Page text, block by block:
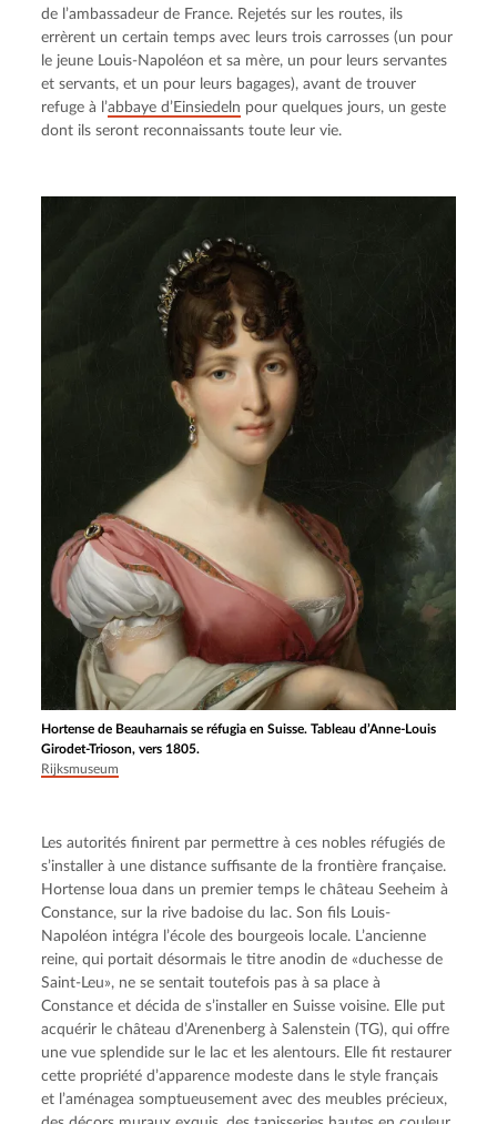
de l’ambassadeur de France. Rejetés sur les routes, ils
errèrent un certain temps avec leurs trois carrosses (un pour
le jeune Louis-Napoléon et sa mère, un pour leurs servantes
et servants, et un pour leurs bagages), avant de trouver
refuge à l’abbaye d’Einsiedeln pour quelques jours, un geste
dont ils seront reconnaissants toute leur vie.
Hortense de Beauharnais se réfugia en Suisse. Tableau d’Anne-Louis
Girodet-Trioson, vers 1805.
Rijksmuseum
Les autorités finirent par permettre à ces nobles réfugiés de
s’installer à une distance suffisante de la frontière française.
Hortense loua dans un premier temps le château Seeheim à
Constance, sur la rive badoise du lac. Son fils Louis-
Napoléon intégra l’école des bourgeois locale. L’ancienne
reine, qui portait désormais le titre anodin de «duchesse de
Saint-Leu», ne se sentait toutefois pas à sa place à
Constance et décida de s’installer en Suisse voisine. Elle put
acquérir le château d’Arenenberg à Salenstein (TG), qui offre
une vue splendide sur le lac et les alentours. Elle fit restaurer
cette propriété d’apparence modeste dans le style français
et l’aménagea somptueusement avec des meubles précieux,